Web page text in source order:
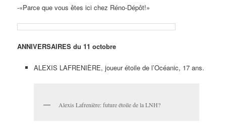
-«Parce que vous êtes ici chez Réno-Dépôt!»
ANNIVERSAIRES du 11 octobre
ALEXIS LAFRENIÈRE, joueur étoile de l’Océanic, 17 ans.
Alexis Lafrenière: future étoile de la LNH?